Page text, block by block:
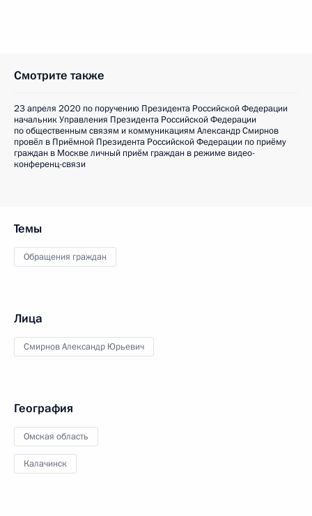
Смотрите также
23 апреля 2020 по поручению Президента Российской Федерации
начальник Управления Президента Российской Федерации
по общественным связям и коммуникациям Александр Смирнов
провёл в Приёмной Президента Российской Федерации по приёму
граждан в Москве личный приём граждан в режиме видео-
конференц-связи
Темы
Обращения граждан
Лица
Смирнов Александр Юрьевич
География
Омская область
Калачинск